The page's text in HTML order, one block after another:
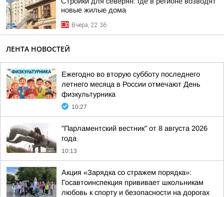
новые жилые дома
Вчера, 22:36
ЛЕНТА НОВОСТЕЙ
Ежегодно во вторую субботу последнего
летнего месяца в России отмечают День
физкультурника
10:27
"Парламентский вестник" от 8 августа 2026
года
10:13
Акция «Зарядка со стражем порядка»:
Госавтоинспекция прививает школьникам
любовь к спорту и безопасности на дорогах